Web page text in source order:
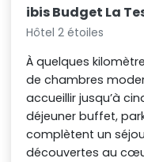
ibis Budget La
Hôtel 2 étoiles
À quelques
de chambres
accueillir jusqu’à
déjeuner buffet,
complètent un
découvertes au